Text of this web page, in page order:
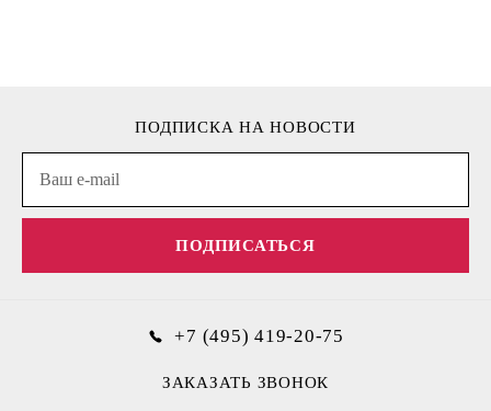
ПОДПИСКА НА НОВОСТИ
ПОДПИСАТЬСЯ
+7 (495) 419-20-75
ЗАКАЗАТЬ ЗВОНОК